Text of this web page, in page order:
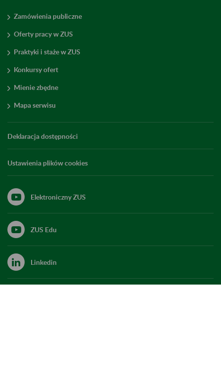
Zamówienia publiczne
Oferty pracy w ZUS
Praktyki i staże w ZUS
Konkursy ofert
Mienie zbędne
Mapa serwisu
Deklaracja dostępności
Ustawienia plików cookies
Elektroniczny ZUS
ZUS Edu
Linkedin